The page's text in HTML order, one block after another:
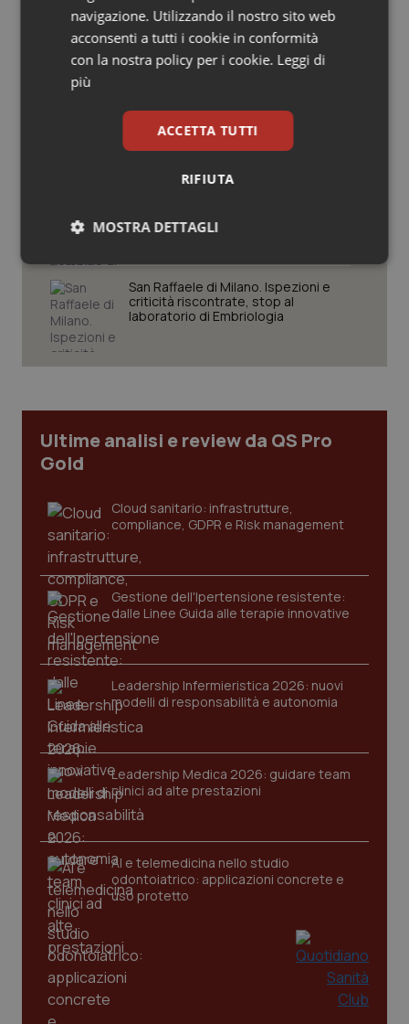
Salute orale & impianti
Sangue & coagulazione
Tumori del Polmone & Testa Collo
Tumori gastrointestinali
Ulcera & Reflusso
Settimana della Scienza dello
Spallanzani: capire la ricerca per
comprendere il presente
Regione Lombardia scrive al ministro
Schillaci: “Gli attuali indicatori non
fotografano la qualità reale del Ssn”
punto della Conferenza delle Regioni
San Raffaele di Milano. Ispezioni e
criticità riscontrate, stop al
laboratorio di Embriologia
Ultime analisi e review da QS Pro
Gold
Cloud sanitario: infrastrutture,
compliance, GDPR e Risk management
Gestione dell'Ipertensione resistente:
dalle Linee Guida alle terapie innovative
Leadership Infermieristica 2026: nuovi
modelli di responsabilità e autonomia
Leadership Medica 2026: guidare team
clinici ad alte prestazioni
AI e telemedicina nello studio
odontoiatrico: applicazioni concrete e
uso protetto
navigazione. Utilizzando il nostro sito web
acconsenti a tutti i cookie in conformità
con la nostra policy per i cookie. Leggi di
più
ACCETTA TUTTI
RIFIUTA
MOSTRA DETTAGLI
Necessari Statistici Marketing
sito web abilitandone funzionalità di base quali la
navigazione sulle pagine e l'accesso alle aree
protette del sito. Il sito web non è in grado di
Nome
Fornitore/
VISITOR_PRIVACY_METADATA